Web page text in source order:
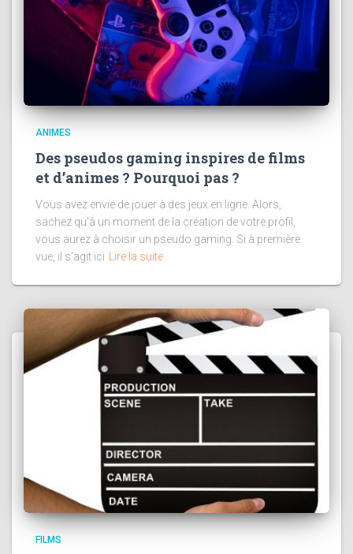
ANIMES
Des pseudos gaming inspires de films
et d’animes ? Pourquoi pas ?
Vous avez envie de jouer à des jeux en ligne. Alors,
sachez qu’à un moment de la création de votre profil,
vous aurez à choisir un pseudo gaming. Si à première
vue, il s’agit ici Lire la suite
FILMS